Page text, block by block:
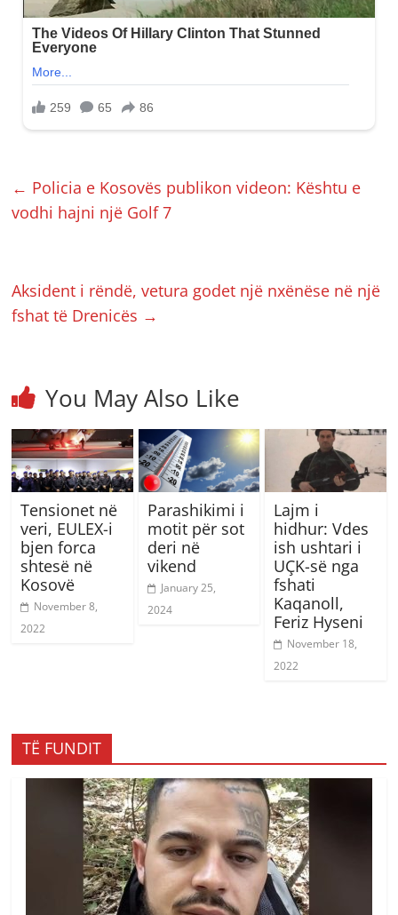
← Policia e Kosovës publikon videon: Kështu e
vodhi hajni një Golf 7
Aksident i rëndë, vetura godet një nxënëse në një
fshat të Drenicës →
You May Also Like
Tensionet në
veri, EULEX-i
bjen forca
shtesë në
Kosovë
November 8,
2022
Parashikimi i
motit për sot
deri në
vikend
January 25,
2024
Lajm i
hidhur: Vdes
ish ushtari i
UÇK-së nga
fshati
Kaqanoll,
Feriz Hyseni
November 18,
2022
TË FUNDIT